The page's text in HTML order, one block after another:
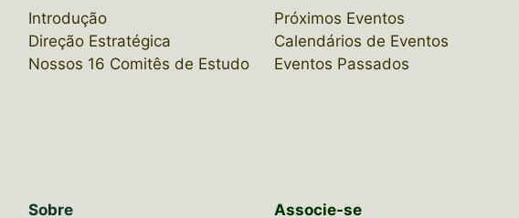
Introdução
Direção Estratégica
Nossos 16 Comitês de Estudo
Próximos Eventos
Calendários de Eventos
Eventos Passados
Sobre Associe-se